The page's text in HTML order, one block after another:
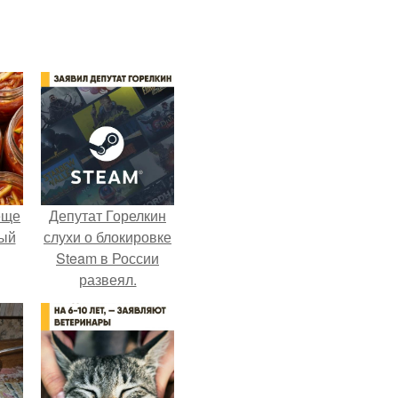
а
Депутат Горелкин
слухи о блокировке
Steam в России
развеял.